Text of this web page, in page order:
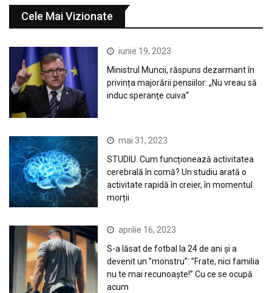
Cele Mai Vizionate
iunie 19, 2023
Ministrul Muncii, răspuns dezarmant în
privința majorării pensiilor: „Nu vreau să
induc speranţe cuiva“
mai 31, 2023
STUDIU. Cum funcționează activitatea
cerebrală în comă? Un studiu arată o
activitate rapidă în creier, în momentul
morții
aprilie 16, 2023
S-a lăsat de fotbal la 24 de ani și a
devenit un ”monstru”: ”Frate, nici familia
nu te mai recunoaște!” Cu ce se ocupă
acum